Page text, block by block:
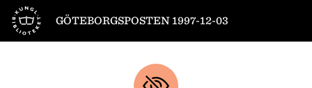
Till startsidan
GÖTEBORGSPOSTEN 1997-12-03